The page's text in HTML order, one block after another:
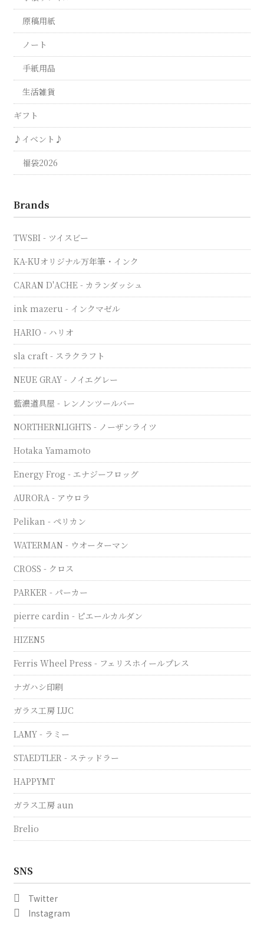
原稿用紙
ノート
手紙用品
生活雑貨
ギフト
♪イベント♪
福袋2026
Brands
TWSBI - ツイスビー
KA-KUオリジナル万年筆・インク
CARAN D'ACHE - カランダッシュ
ink mazeru - インクマゼル
HARIO - ハリオ
sla craft - スラクラフト
NEUE GRAY - ノイエグレー
藍濃道具屋 - レンノンツールバー
NORTHERNLIGHTS - ノーザンライツ
Hotaka Yamamoto
Energy Frog - エナジーフロッグ
AURORA - アウロラ
Pelikan - ペリカン
WATERMAN - ウオーターマン
CROSS - クロス
PARKER - パーカー
pierre cardin - ピエールカルダン
HIZEN5
Ferris Wheel Press - フェリスホイールプレス
ナガハシ印刷
ガラス工房 LUC
LAMY - ラミー
STAEDTLER - ステッドラー
HAPPYMT
ガラス工房 aun
Brelio
SNS
Twitter
Instagram